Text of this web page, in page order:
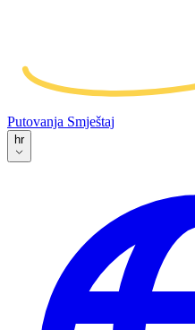
Putovanja Smještaj
hr